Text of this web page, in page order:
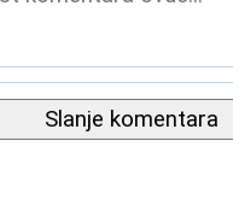
Slanje komentara